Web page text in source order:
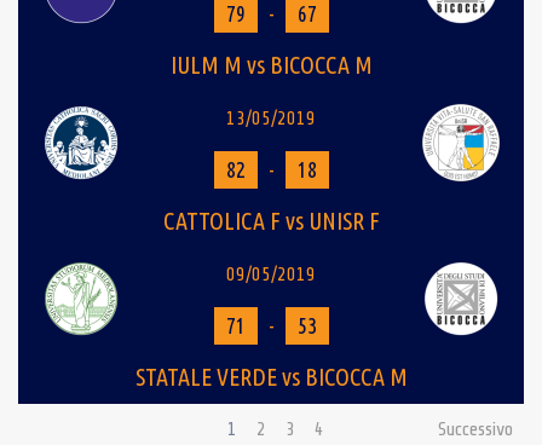
79 - 67
IULM M vs BICOCCA M
13/05/2019
82 - 18
CATTOLICA F vs UNISR F
09/05/2019
71 - 53
STATALE VERDE vs BICOCCA M
1 2 3 4 Successivo